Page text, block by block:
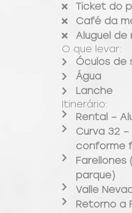
Ticket do
Café da
Aluguel de
O que levar:
Óculos de
Água
Lanche
Itinerário:
Rental –
Curva 32
conforme
parque)
Valle
Retorno a